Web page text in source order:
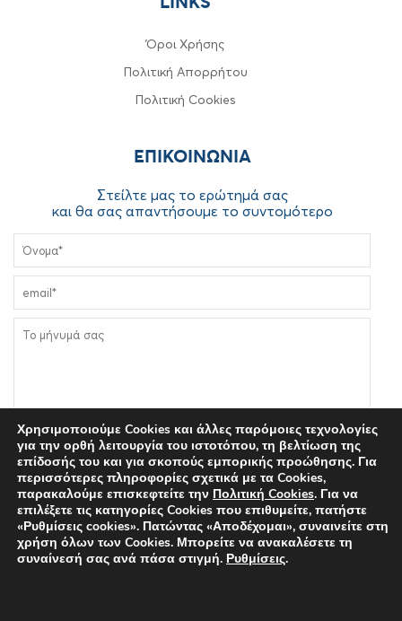
Όροι Χρήσης
Πολιτική Απορρήτου
Πολιτική Cookies
ΕΠΙΚΟΙΝΩΝIA
Στείλτε μας το ερώτημά σας
και θα σας απαντήσουμε το συντομότερο
Συμφωνώ στην επεξεργασία των δεδομένων μου σύμφωνα
με τηνΠολιτική Απορρήτουτου Δικτυακού Τόπου
dentaltrauma.gr
Χρησιμοποιούμε Cookies και άλλες παρόμοιες τεχνολογίες
για την ορθή λειτουργία του ιστοτόπου, τη βελτίωση της
επίδοσής του και για σκοπούς εμπορικής προώθησης. Για
περισσότερες πληροφορίες σχετικά με τα Cookies,
παρακαλούμε επισκεφτείτε την Πολιτική Cookies. Για να
επιλέξετε τις κατηγορίες Cookies που επιθυμείτε, πατήστε
«Ρυθμίσεις cookies». Πατώντας «Αποδέχομαι», συναινείτε στη
χρήση όλων των Cookies. Μπορείτε να ανακαλέσετε τη
συναίνεσή σας ανά πάσα στιγμή. Ρυθμίσεις.